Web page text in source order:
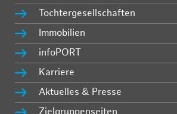
Tochtergesellschaften
Immobilien
infoPORT
Karriere
Aktuelles & Presse
Zielgruppenseiten